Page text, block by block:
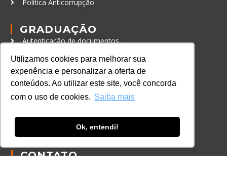
Utilizamos cookies para melhorar sua
experiência e personalizar a oferta de
conteúdos. Ao utilizar este site, você concorda
com o uso de cookies. Saiba mais
Ok, entendi!
Política Anticorrupção
GRADUAÇÃO
Autenticação de documentos
CURSOS, EVENTOS E
CERTIFICAÇÕES
Online
In Company
Eventos
CONTATO